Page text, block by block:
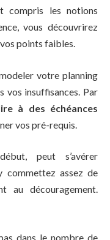
compris les notions
vous découvrirez
points faibles.
votre planning
vos insuffisances. Par
à des échéances
vos pré-requis.
peut s’avérer
commettez assez de
au découragement.
dans le nombre de